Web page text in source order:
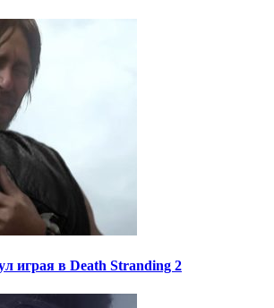
играя в Death Stranding 2